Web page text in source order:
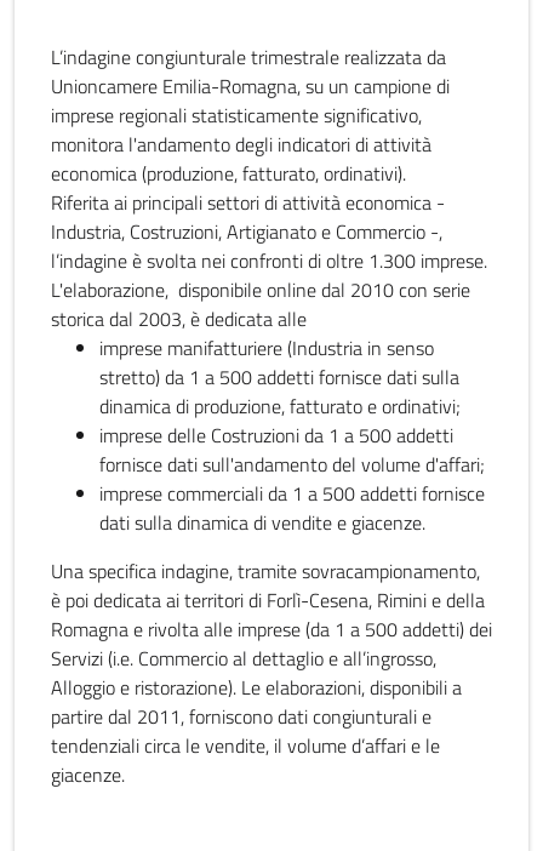
L’indagine congiunturale trimestrale realizzata da
Unioncamere Emilia-Romagna, su un campione di
imprese regionali statisticamente significativo,
monitora l'andamento degli indicatori di attività
economica (produzione, fatturato, ordinativi).
Riferita ai principali settori di attività economica -
Industria, Costruzioni, Artigianato e Commercio -,
l’indagine è svolta nei confronti di oltre 1.300 imprese.
L'elaborazione, disponibile online dal 2010 con serie
storica dal 2003, è dedicata alle
imprese manifatturiere (Industria in senso
stretto) da 1 a 500 addetti fornisce dati sulla
dinamica di produzione, fatturato e ordinativi;
imprese delle Costruzioni da 1 a 500 addetti
fornisce dati sull'andamento del volume d'affari;
imprese commerciali da 1 a 500 addetti fornisce
dati sulla dinamica di vendite e giacenze.
Una specifica indagine, tramite sovracampionamento,
è poi dedicata ai territori di Forlì-Cesena, Rimini e della
Romagna e rivolta alle imprese (da 1 a 500 addetti) dei
Servizi (i.e. Commercio al dettaglio e all’ingrosso,
Alloggio e ristorazione). Le elaborazioni, disponibili a
partire dal 2011, forniscono dati congiunturali e
tendenziali circa le vendite, il volume d’affari e le
giacenze.